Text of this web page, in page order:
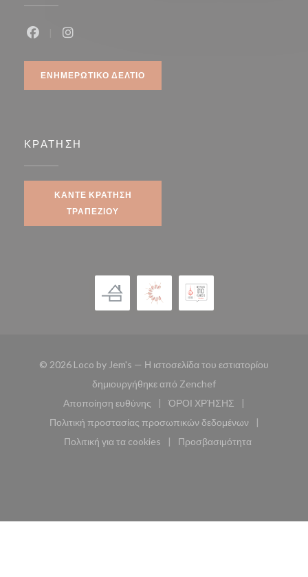
ΕΝΗΜΕΡΩΤΙΚΌ ΔΕΛΤΊΟ
ΚΡΆΤΗΣΗ
ΚΆΝΤΕ ΚΡΆΤΗΣΗ
ΤΡΑΠΕΖΙΟΎ
© 2026 Loco by Jem's — Η ιστοσελίδα του εστιατορίου
δημιουργήθηκε από Zenchef((ανοίγει σε νέο
Αποποίηση ευθύνης
((ανοίγει σε νέο παράθυρο))
ΌΡΟΙ ΧΡΉΣΗΣ
((ανοίγει σε νέο
Πολιτική προστασίας προσωπικών δεδομένων
((ανοίγει σε νέο παράθυρο))
Πολιτική για τα cookies
((ανοίγει σε νέο παράθυρο))
Προσβασιμότητα
((ανοίγει σε νέο